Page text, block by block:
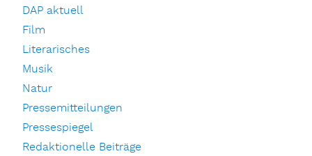
DAP aktuell
Film
Literarisches
Musik
Natur
Pressemitteilungen
Pressespiegel
Redaktionelle Beiträge